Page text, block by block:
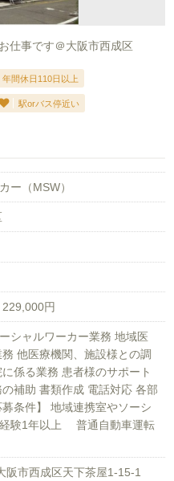
仕事です＠大阪市西成区
年間休日110日以上
駅orバス停近い
ー（MSW）
円
シャルワーカー業務 地域医
他医療機関、施設様との調
係る業務 患者様のサポート
補助 書類作成 電話対応 各部
条件】 地域連携室やソーシ
経験1年以上 普通自動車運転
阪市西成区天下茶屋1-15-1